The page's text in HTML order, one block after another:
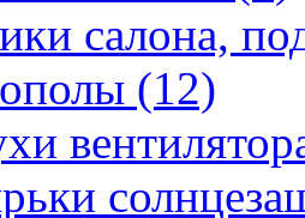
салона,
(12)